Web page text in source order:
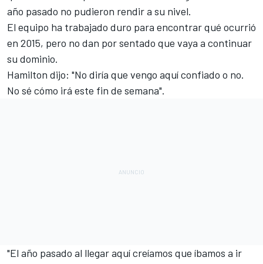
año pasado no pudieron rendir a su nivel.
El equipo ha trabajado duro para encontrar qué ocurrió
en 2015, pero no dan por sentado que vaya a continuar
su dominio.
Hamilton dijo: "No diría que vengo aquí confiado o no.
No sé cómo irá este fin de semana".
"El año pasado al llegar aquí creíamos que íbamos a ir